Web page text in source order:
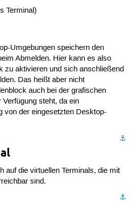
Terminal)
Umgebungen speichern den
Abmelden. Hier kann es also
zu aktivieren und sich anschließend
Das heißt aber nicht
auch bei der grafischen
steht, da ein
von der eingesetzten Desktop-
⚓︎
auf die virtuellen Terminals, die mit
sind.
⚓︎